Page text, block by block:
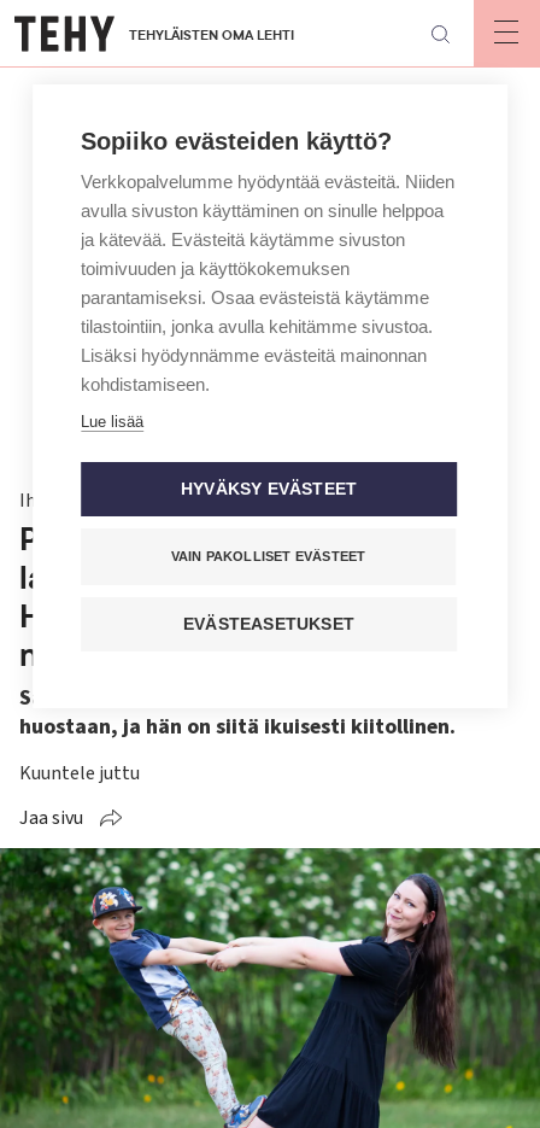
Hyppää
pääsisältöön
TEHYLÄISTEN OMA LEHTI
Ihmiset
Perhekoti oli pelastus, sanoo
lapsena huostaan otettu Siru
Hyvönen – nyt hän tekee töitä
nuorten parissa
Sairaanhoitaja Siru Hyvönen otettiin lapsena
huostaan, ja hän on siitä ikuisesti kiitollinen.
Kuuntele juttu
Jaa sivu
Sopiiko evästeiden käyttö?
Verkkopalvelumme hyödyntää evästeitä. Niiden
avulla sivuston käyttäminen on sinulle helppoa
ja kätevää. Evästeitä käytämme sivuston
toimivuuden ja käyttökokemuksen
parantamiseksi. Osaa evästeistä käytämme
tilastointiin, jonka avulla kehitämme sivustoa.
Lisäksi hyödynnämme evästeitä mainonnan
kohdistamiseen.
Lue lisää
HYVÄKSY EVÄSTEET
VAIN PAKOLLISET EVÄSTEET
EVÄSTEASETUKSET